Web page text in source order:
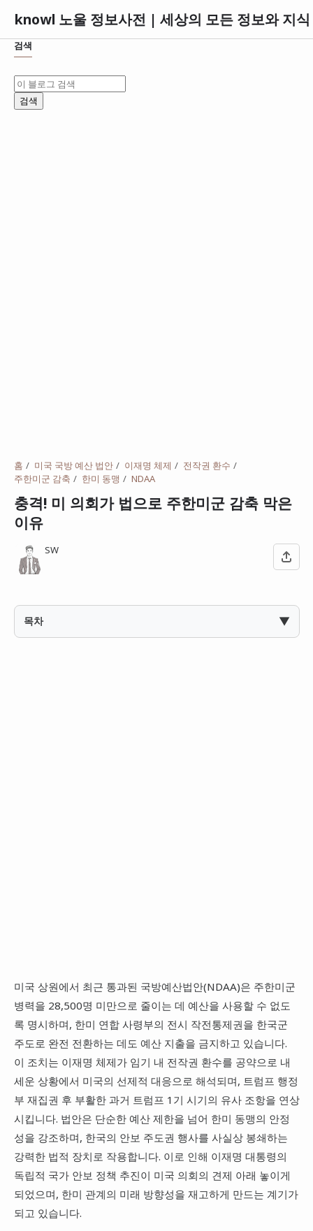
knowl 노울 정보사전 | 세상의 모든 정보와 지
검색
홈 미국 국방 예산 법안 이재명 체제
전작권 환수
주한미군 감축
한미 동맹 NDAA
충격! 미 의회가 법으로 주한미군 감축 막은
이유
SW
목차 ▼
미국 상원에서 최근 통과된 국방예산법안(NDAA)은 주한미군
병력을 28,500명 미만으로 줄이는 데 예산을 사용할 수 없도
록 명시하며, 한미 연합 사령부의 전시 작전통제권을 한국군
주도로 완전 전환하는 데도 예산 지출을 금지하고 있습니다.
이 조치는 이재명 체제가 임기 내 전작권 환수를 공약으로 내
세운 상황에서 미국의 선제적 대응으로 해석되며, 트럼프 행정
부 재집권 후 부활한 과거 트럼프 1기 시기의 유사 조항을 연상
시킵니다. 법안은 단순한 예산 제한을 넘어 한미 동맹의 안정
성을 강조하며, 한국의 안보 주도권 행사를 사실상 봉쇄하는
강력한 법적 장치로 작용합니다. 이로 인해 이재명 대통령의
독립적 국가 안보 정책 추진이 미국 의회의 견제 아래 놓이게
되었으며, 한미 관계의 미래 방향성을 재고하게 만드는 계기가
되고 있습니다.